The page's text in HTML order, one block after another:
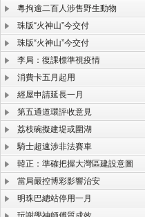
粵拘逾二百人涉售野生動物
珠版“火神山”今交付
珠版“火神山”今交付
李局：復課標準視疫情
消費卡五月起用
經屋申請延長一月
第五通道環評收意見
荔枝碗擬建堤或圍湖
騎士超速涉非法賽車
韓正：準確把握大灣區建設意圖
當局嚴控博彩影響治安
明珠巴總站停用一月